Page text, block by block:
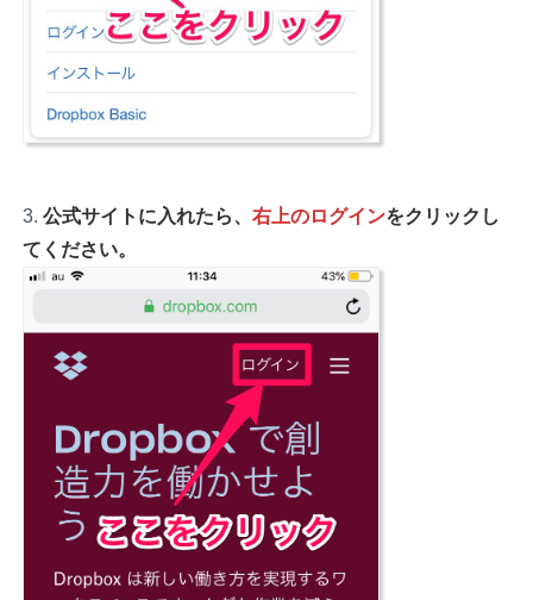
公式サイトに入れたら、右上のログインをクリックし
てください。